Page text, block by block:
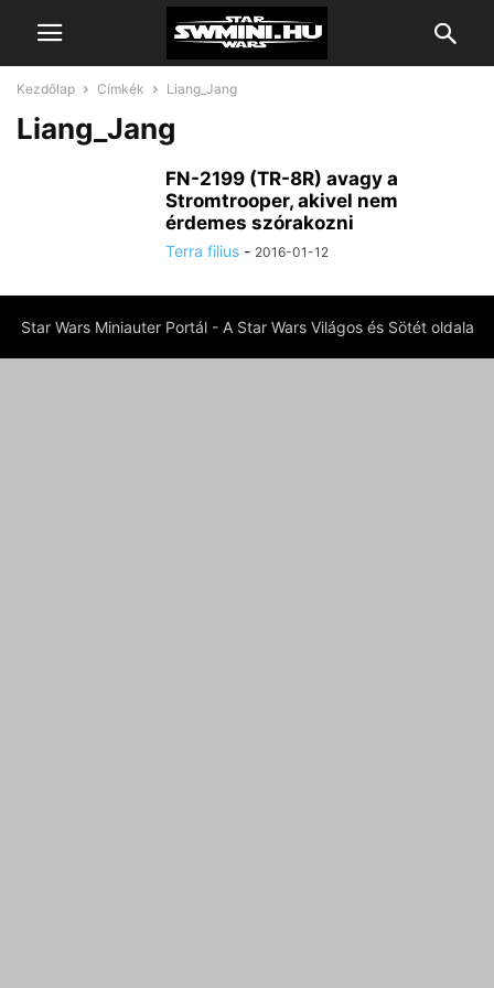
Kezdőlap Címkék Liang_Jang
Liang_Jang
FN-2199 (TR-8R) avagy a
Stromtrooper, akivel nem
érdemes szórakozni
Terra filius - 2016-01-12
Star Wars Miniauter Portál - A Star Wars Világos és Sötét oldala